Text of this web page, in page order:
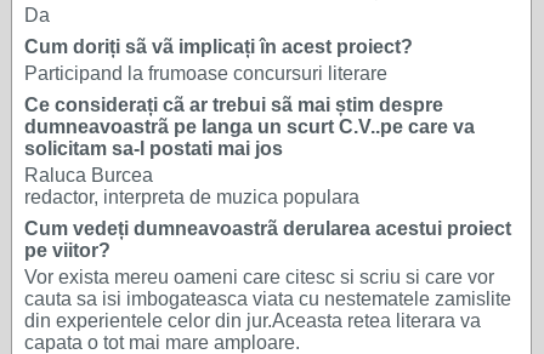
Da
Cum doriți sã vã implicați în acest proiect?
Participand la frumoase concursuri literare
Ce considerați cã ar trebui sã mai știm despre
dumneavoastrã pe langa un scurt C.V..pe care va
solicitam sa-l postati mai jos
Raluca Burcea
redactor, interpreta de muzica populara
Cum vedeți dumneavoastrã derularea acestui proiect
pe viitor?
Vor exista mereu oameni care citesc si scriu si care vor
cauta sa isi imbogateasca viata cu nestematele zamislite
din experientele celor din jur.Aceasta retea literara va
capata o tot mai mare amploare.